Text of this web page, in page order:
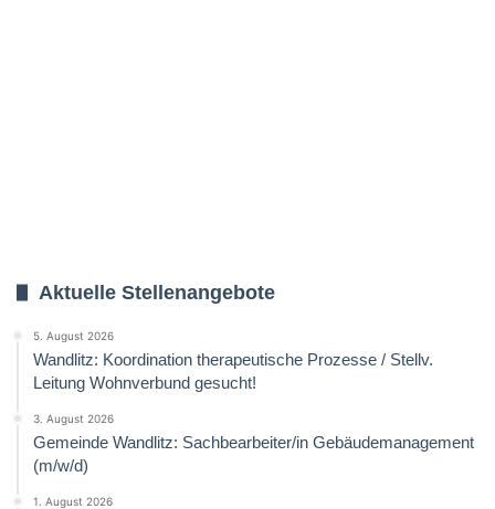
Aktuelle Stellenangebote
5. August 2026
Wandlitz: Koordination therapeutische Prozesse / Stellv.
Leitung Wohnverbund gesucht!
3. August 2026
Gemeinde Wandlitz: Sachbearbeiter/in Gebäudemanagement
(m/w/d)
1. August 2026